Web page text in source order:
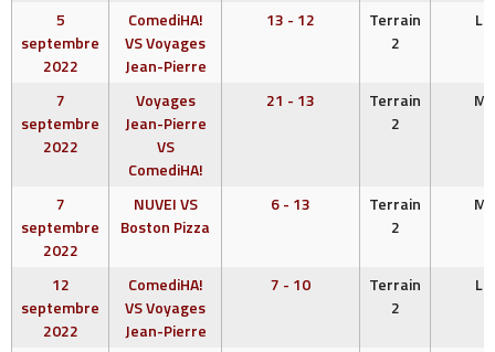
5
septembre
2022
ComediHA!
VS Voyages
Jean-Pierre
13 - 12
Terrain
2
7
septembre
2022
Voyages
Jean-Pierre
VS
ComediHA!
21 - 13
Terrain
2
7
septembre
2022
NUVEI VS
Boston Pizza
6 - 13
Terrain
2
12
septembre
2022
ComediHA!
VS Voyages
Jean-Pierre
7 - 10
Terrain
2